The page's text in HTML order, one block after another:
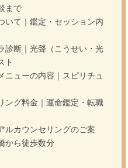
まで
いて｜鑑定・セッション内
診断｜光聲（こうせい・光
ト
ニューの内容｜スピリチュ
ング料金｜運命鑑定・転職
ルカウンセリングのご案
から徒歩数分